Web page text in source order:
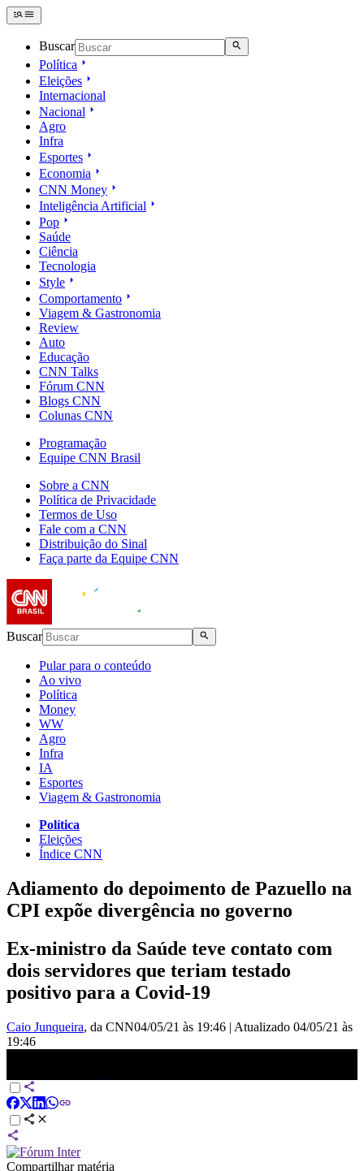
Buscar
Política
Eleições
Internacional
Nacional
Agro
Infra
Esportes
Economia
CNN Money
Inteligência Artificial
Pop
Saúde
Ciência
Tecnologia
Style
Comportamento
Viagem & Gastronomia
Review
Auto
Educação
CNN Talks
Fórum CNN
Blogs CNN
Colunas CNN
Programação
Equipe CNN Brasil
Sobre a CNN
Política de Privacidade
Termos de Uso
Fale com a CNN
Distribuição do Sinal
Faça parte da Equipe CNN
Buscar
Pular para o conteúdo
Ao vivo
Política
Money
WW
Agro
Infra
IA
Esportes
Viagem & Gastronomia
Política
Eleições
Índice CNN
Adiamento do depoimento de Pazuello na
CPI expõe divergência no governo
Ex-ministro da Saúde teve contato com
dois servidores que teriam testado
positivo para a Covid-19
Caio Junqueira, da CNN04/05/21 às 19:46 | Atualizado 04/05/21 às
19:46
Compartilhar matéria